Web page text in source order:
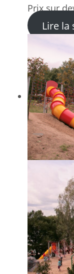
Prix sur
Lire la